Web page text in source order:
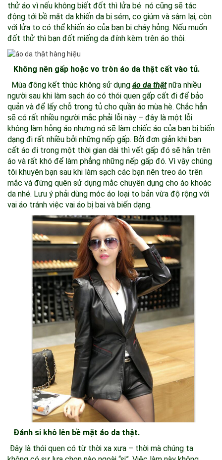
thử áo vì nếu không biết đốt thì lửa bé nó cũng sẽ tác
động tới bề mặt da khiến da bị sém, co giúm và sậm lại, còn
với lửa to có thể khiến áo của bạn bị cháy hỏng. Nếu muốn
đốt thử thì bạn đốt miếng da đính kèm trên áo thôi.
Không nên gấp hoặc vo tròn áo da thật cất vào tủ.
Mùa đông kết thúc không sử dụng áo da thậtnữa nhiều
người sau khi làm sạch áo có thói quen gấp cất đi để bảo
quản và để lấy chỗ trong tủ cho quần áo mùa hè. Chắc hẳn
sẽ có rất nhiều người mắc phải lỗi này – đây là một lỗi
không làm hỏng áo nhưng nó sẽ làm chiếc áo của bạn bị biến
dạng đi rất nhiều bởi những nếp gấp. Bởi đơn giản khi bạn
cất áo đi trong một thời gian dài thì vết gấp đó sẽ hằn trên
áo và rất khó để làm phẳng những nếp gấp đó. Vì vậy chúng
tôi khuyên bạn sau khi làm sạch các bạn nên treo áo trên
mắc và đừng quên sử dụng mắc chuyên dụng cho áo khoác
da nhé. Lưu ý phải dùng móc áo loại to bản vừa độ rộng với
vai áo tránh việc vai áo bị bai và biến dạng.
Đánh si khô lên bề mặt áo da thật.
Đây là thói quen có từ thời xa xưa – thời mà chúng ta